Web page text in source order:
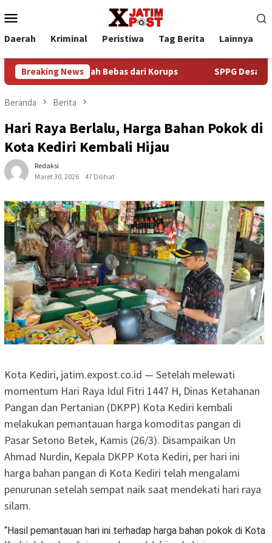
ke
kontenMobile
Daerah Kriminal Peristiwa Tag Berita Lainnya
Breaking News
Wilayah Bebas dari Korups SPPG Desa
Beranda Berita
Hari Raya Berlalu, Harga Bahan Pokok di
Kota Kediri Kembali Hijau
Redaksi
Maret 30, 2026
47 Dilihat
Kota Kediri, jatim.expost.co.id — Setelah melewati
momentum Hari Raya Idul Fitri 1447 H, Dinas Ketahanan
Pangan dan Pertanian (DKPP) Kota Kediri kembali
melakukan pemantauan harga komoditas pangan di
Pasar Setono Betek, Kamis (26/3). Disampaikan Un
Ahmad Nurdin, Kepala DKPP Kota Kediri, per hari ini
harga bahan pangan di Kota Kediri telah mengalami
penurunan setelah sempat naik saat mendekati hari raya
silam.
“Hasil pemantauan hari ini terhadap harga bahan pokok di Kota